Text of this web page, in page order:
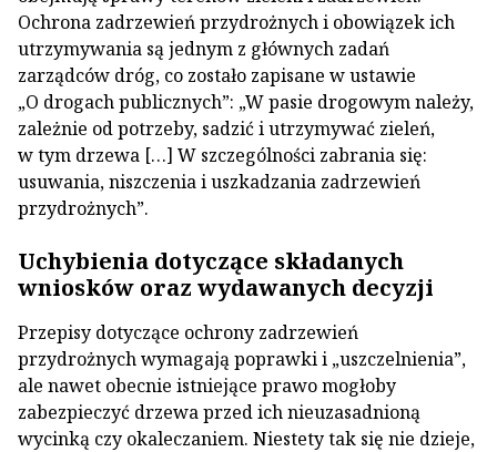
Ochrona zadrzewień przydrożnych i obowiązek ich
utrzymywania są jednym z głównych zadań
zarządców dróg, co zostało zapisane w ustawie
„O drogach publicznych”: „W pasie drogowym należy,
zależnie od potrzeby, sadzić i utrzymywać zieleń,
w tym drzewa […] W szczególności zabrania się:
usuwania, niszczenia i uszkadzania zadrzewień
przydrożnych”.
Uchybienia dotyczące składanych
wniosków oraz wydawanych decyzji
Przepisy dotyczące ochrony zadrzewień
przydrożnych wymagają poprawki i „uszczelnienia”,
ale nawet obecnie istniejące prawo mogłoby
zabezpieczyć drzewa przed ich nieuzasadnioną
wycinką czy okaleczaniem. Niestety tak się nie dzieje,